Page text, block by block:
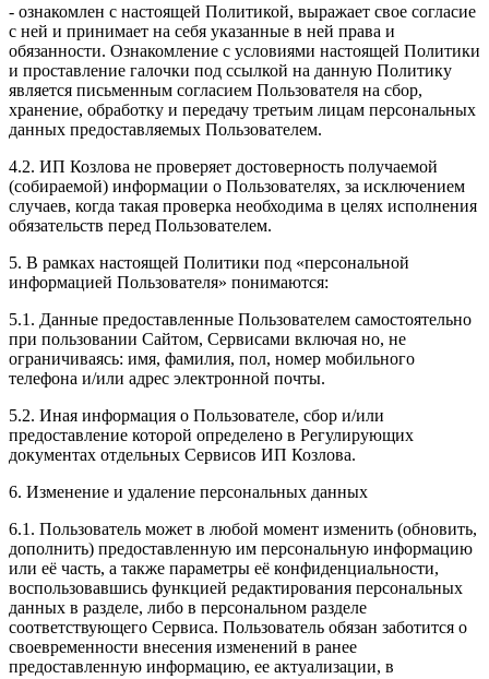
- ознакомлен с настоящей Политикой, выражает свое согласие
с ней и принимает на себя указанные в ней права и
обязанности. Ознакомление с условиями настоящей Политики
и проставление галочки под ссылкой на данную Политику
является письменным согласием Пользователя на сбор,
хранение, обработку и передачу третьим лицам персональных
данных предоставляемых Пользователем.
4.2. ИП Козлова не проверяет достоверность получаемой
(собираемой) информации о Пользователях, за исключением
случаев, когда такая проверка необходима в целях исполнения
обязательств перед Пользователем.
5. В рамках настоящей Политики под «персональной
информацией Пользователя» понимаются:
5.1. Данные предоставленные Пользователем самостоятельно
при пользовании Сайтом, Сервисами включая но, не
ограничиваясь: имя, фамилия, пол, номер мобильного
телефона и/или адрес электронной почты.
5.2. Иная информация о Пользователе, сбор и/или
предоставление которой определено в Регулирующих
документах отдельных Сервисов ИП Козлова.
6. Изменение и удаление персональных данных
6.1. Пользователь может в любой момент изменить (обновить,
дополнить) предоставленную им персональную информацию
или её часть, а также параметры её конфиденциальности,
воспользовавшись функцией редактирования персональных
данных в разделе, либо в персональном разделе
соответствующего Сервиса. Пользователь обязан заботится о
своевременности внесения изменений в ранее
предоставленную информацию, ее актуализации, в